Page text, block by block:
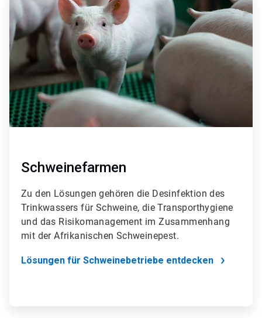
von
4
Schweinefarmen
Zu den Lösungen gehören die Desinfektion des
Trinkwassers für Schweine, die Transporthygiene
und das Risikomanagement im Zusammenhang
mit der Afrikanischen Schweinepest.​​​​​​​
Lösungen für Schweinebetriebe entdecken